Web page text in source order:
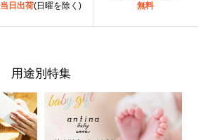
当日出荷(日曜を除く)
無料
用途別特集